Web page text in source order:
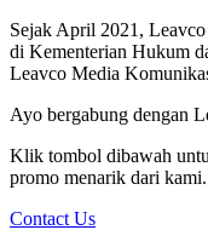
Sejak April 2021,
di Kementerian Hukum
Leavco Media
Ayo bergabung dengan
Klik tombol dibawah
promo menarik dari kami.
Contact Us